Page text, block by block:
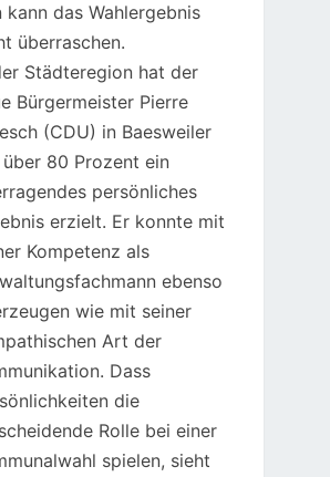
kann das Wahlergebnis
überraschen.
Städteregion hat der
Bürgermeister Pierre
(CDU) in Baesweiler
80 Prozent ein
persönliches
erzielt. Er konnte mit
Kompetenz als
ebenso
wie mit seiner
Art der
Dass
die
Rolle bei einer
spielen, sieht